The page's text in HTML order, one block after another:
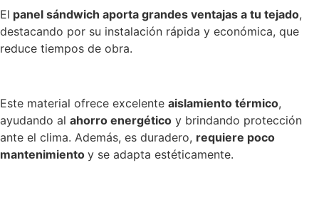
El panel sándwich aporta grandes ventajas a tu tejado,
destacando por su instalación rápida y económica, que
reduce tiempos de obra.
Este material ofrece excelente aislamiento térmico,
ayudando al ahorro energético y brindando protección
ante el clima. Además, es duradero, requiere poco
mantenimiento y se adapta estéticamente.